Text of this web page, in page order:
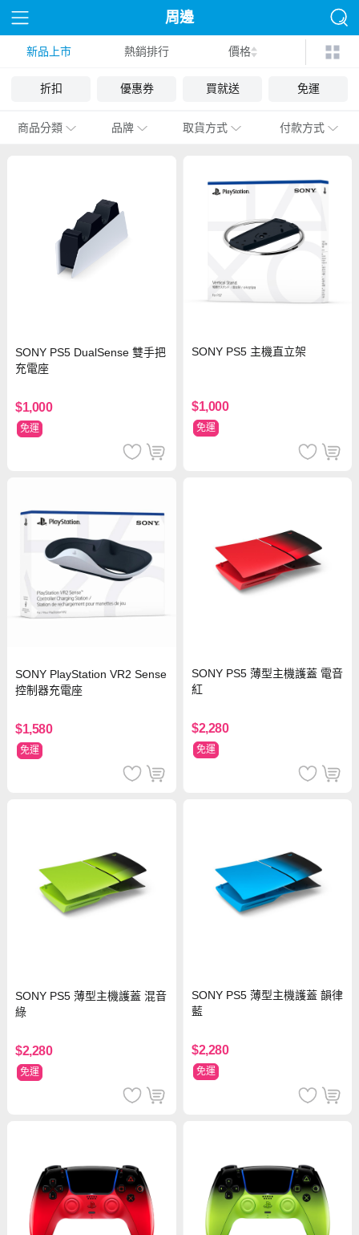
周邊
新品上市 熱銷排行 價格
折扣 優惠券 買就送 免運
商品分類 品牌 取貨方式 付款方式
SONY PS5 DualSense 雙手把
充電座
$1,000
免運
SONY PS5 主機直立架
$1,000
免運
SONY PlayStation VR2 Sense
控制器充電座
$1,580
免運
SONY PS5 薄型主機護蓋 電音
紅
$2,280
免運
SONY PS5 薄型主機護蓋 混音
綠
$2,280
免運
SONY PS5 薄型主機護蓋 韻律
藍
$2,280
免運